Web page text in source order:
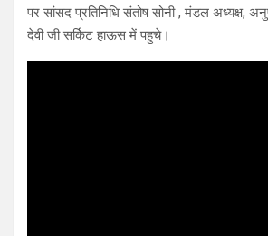
पर सांसद प्रतिनिधि संतोष सोनी , मंडल अध्यक्ष,
देवी जी सर्किट हाऊस में पहुचे।